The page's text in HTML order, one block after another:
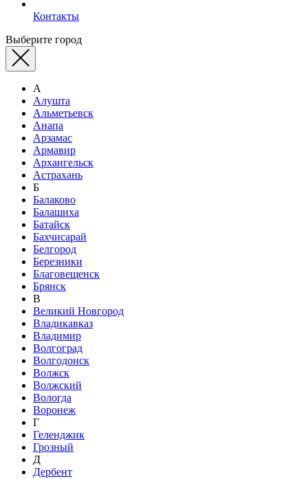
Контакты
Выберите город
А
Алушта
Альметьевск
Анапа
Арзамас
Армавир
Архангельск
Астрахань
Б
Балаково
Балашиха
Батайск
Бахчисарай
Белгород
Березники
Благовещенск
Брянск
В
Великий Новгород
Владикавказ
Владимир
Волгоград
Волгодонск
Волжск
Волжский
Вологда
Воронеж
Г
Геленджик
Грозный
Д
Дербент